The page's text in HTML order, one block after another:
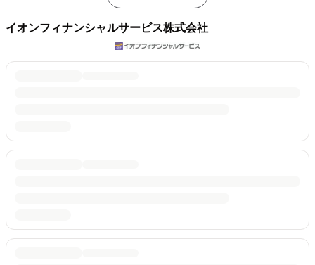
イオンフィナンシャルサービス株式会社